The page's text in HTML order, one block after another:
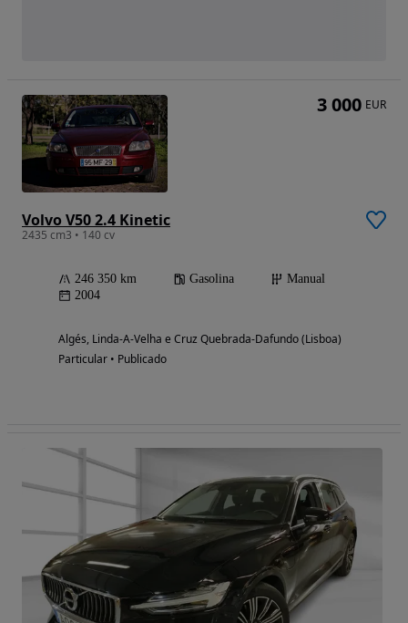
Volvo V50 2.4 Kinetic
2435 cm3 • 140 cv
246 350 km Gasolina
Manual
2004
Algés, Linda-A-Velha e Cruz Quebrada-Dafundo (Lisboa)
Particular • Publicado
3 000 EUR